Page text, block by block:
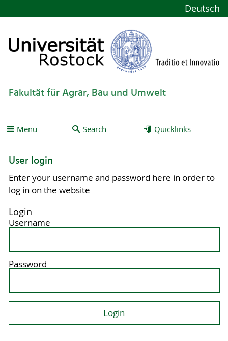
Deutsch
Fakultät für Agrar, Bau und Umwelt
Menu Search Quicklinks
User login
Enter your username and password here in order to
log in on the website
Login
Username
Password